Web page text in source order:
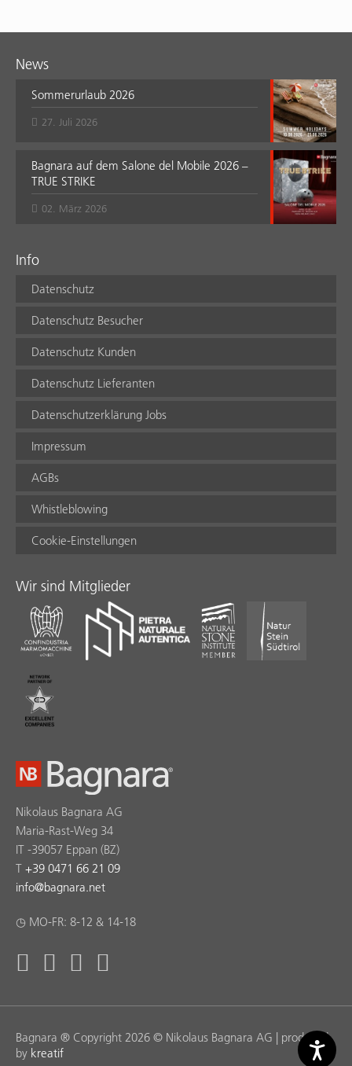
News
Sommerurlaub 2026
27. Juli 2026
Bagnara auf dem Salone del Mobile 2026 –
TRUE STRIKE
02. März 2026
Info
Datenschutz
Datenschutz Besucher
Datenschutz Kunden
Datenschutz Lieferanten
Datenschutzerklärung Jobs
Impressum
AGBs
Whistleblowing
Cookie-Einstellungen
Wir sind Mitglieder
Nikolaus Bagnara AG
Maria-Rast-Weg 34
IT -39057 Eppan (BZ)
T +39 0471 66 21 09
info@bagnara.net
◷ MO-FR: 8-12 & 14-18
Bagnara ® Copyright 2026 © Nikolaus Bagnara AG | produced
by kreatif